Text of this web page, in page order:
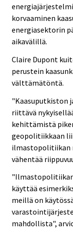
korvaaminen
energiasektorin
aikavälillä.
Claire Dupont
perustein
välttämätöntä.
"Kaasuputkiston
riittävä
kehittämistä
geopolitiikkaan
ilmastopolitiikan
vähentää
"Ilmastopolitiikan
käyttää
meillä on
mahdollista",